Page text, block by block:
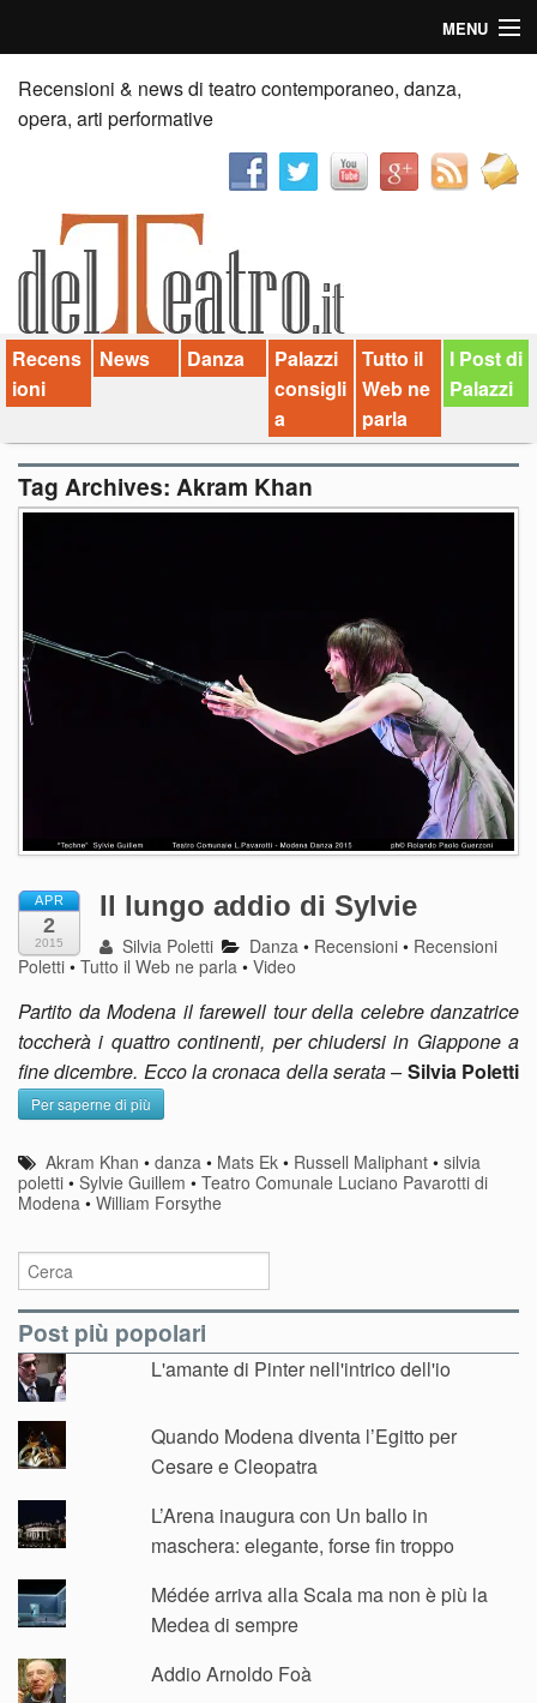
MENU
Home
Recensioni
News
Palazzi consiglia
Video
Chi siamo
Contatti
Recensioni & news di teatro contemporaneo, danza,
opera, arti performative
Recens
ioni
News Danza
Palazzi
consigli
a
Tutto il
Web ne
parla
I Post di
Palazzi
Tag Archives: Akram Khan
APR
2
2015
Il lungo addio di Sylvie
Silvia Poletti Danza • Recensioni • Recensioni
Poletti • Tutto il Web ne parla • Video
Partito da Modena il farewell tour della celebre danzatrice
toccherà i quattro continenti, per chiudersi in Giappone a
fine dicembre. Ecco la cronaca della serata –Silvia Poletti
Per saperne di più
Akram Khan •danza • Mats Ek • Russell Maliphant •silvia
poletti • Sylvie Guillem • Teatro Comunale Luciano Pavarotti di
Modena • William Forsythe
Post più popolari
L'amante di Pinter nell'intrico dell'io
Quando Modena diventa l’Egitto per
Cesare e Cleopatra
L’Arena inaugura con Un ballo in
maschera: elegante, forse fin troppo
Médée arriva alla Scala ma non è più la
Medea di sempre
Addio Arnoldo Foà